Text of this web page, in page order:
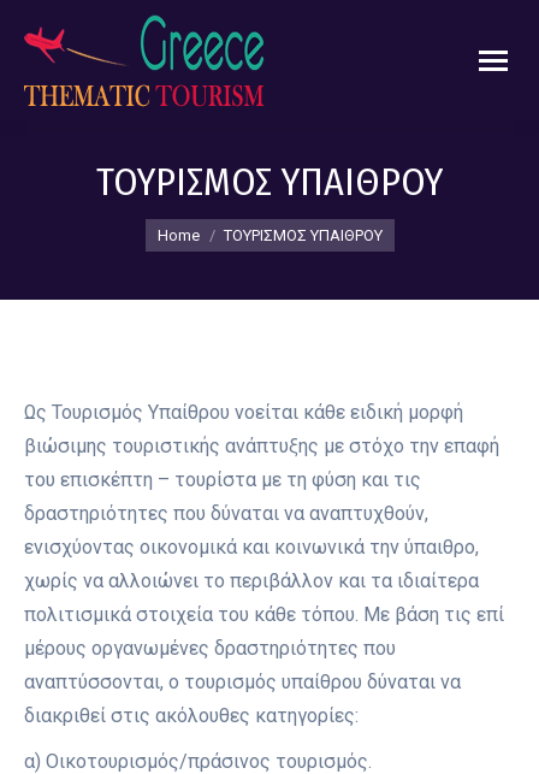
ΤΟΥΡΙΣΜΟΣ ΥΠΑΙΘΡΟΥ
You are here:
Home ΤΟΥΡΙΣΜΟΣ ΥΠΑΙΘΡΟΥ
Ως Τουρισμός Υπαίθρου νοείται κάθε ειδική μορφή
βιώσιμης τουριστικής ανάπτυξης με στόχο την επαφή
του επισκέπτη – τουρίστα με τη φύση και τις
δραστηριότητες που δύναται να αναπτυχθούν,
ενισχύοντας οικονομικά και κοινωνικά την ύπαιθρο,
χωρίς να αλλοιώνει το περιβάλλον και τα ιδιαίτερα
πολιτισμικά στοιχεία του κάθε τόπου. Με βάση τις επί
μέρους οργανωμένες δραστηριότητες που
αναπτύσσονται, ο τουρισμός υπαίθρου δύναται να
διακριθεί στις ακόλουθες κατηγορίες:
α) Οικοτουρισμός/πράσινος τουρισμός.